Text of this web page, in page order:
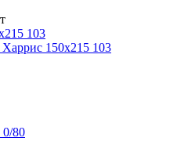
150х215 103
0/80